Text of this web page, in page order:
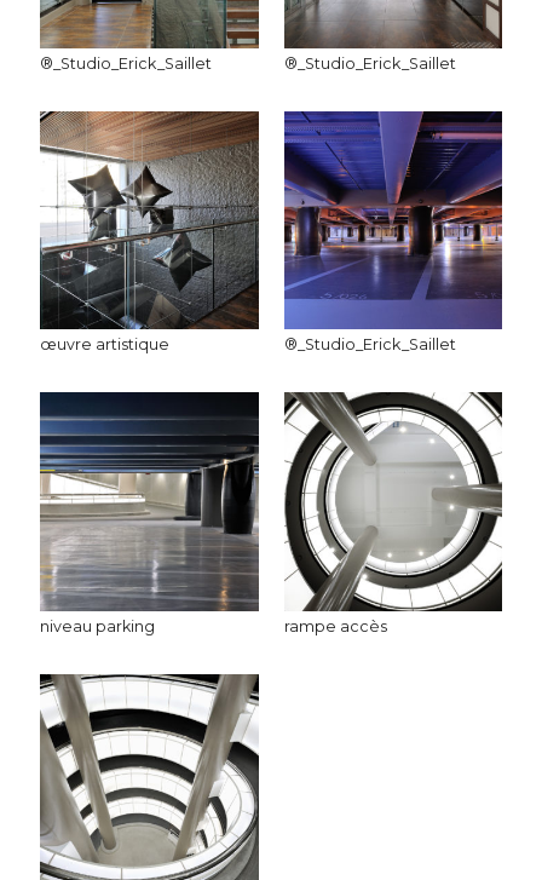
®_Studio_Erick_Saillet ®_Studio_Erick_Saillet
œuvre artistique ®_Studio_Erick_Saillet
niveau parking rampe accès